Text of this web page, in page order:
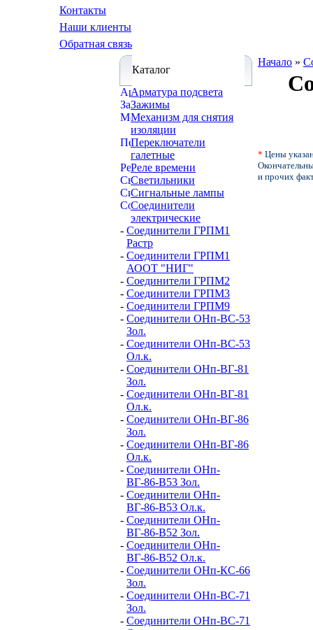
Контакты
Наши клиенты
Обратная связь
Каталог
Арматура подсвета
Зажимы
Механизм для снятия
изоляции
Переключатели
галетные
Реле времени
Светильники
Сигнальные лампы
Соединители
электрические
- Соединители ГРПМ1
Растр
- Соединители ГРПМ1
АООТ "НИГ"
- Соединители ГРПМ2
- Соединители ГРПМ3
- Соединители ГРПМ9
- Соединители ОНп-ВС-53
Зол.
- Соединители ОНп-ВС-53
Ол.к.
- Соединители ОНп-ВГ-81
Зол.
- Соединители ОНп-ВГ-81
Ол.к.
- Соединители ОНп-ВГ-86
Зол.
- Соединители ОНп-ВГ-86
Ол.к.
- Соединители ОНп-
ВГ-86-В53 Зол.
- Соединители ОНп-
ВГ-86-В53 Ол.к.
- Соединители ОНп-
ВГ-86-В52 Зол.
- Соединители ОНп-
ВГ-86-В52 Ол.к.
- Соединители ОНп-КС-66
Зол.
- Соединители ОНп-ВС-71
Зол.
- Соединители ОНп-ВС-71
Начало »
* Цены
и прочих